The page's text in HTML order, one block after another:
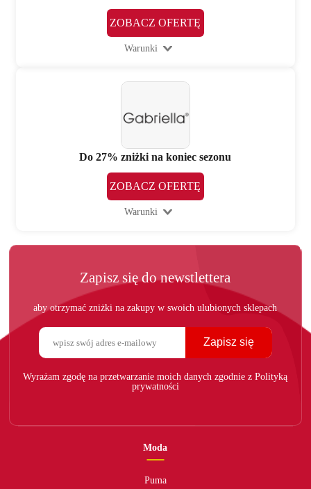
ZOBACZ OFERTĘ
Warunki
Do 27% zniżki na koniec sezonu
ZOBACZ OFERTĘ
Warunki
Zapisz się do newstlettera
aby otrzymać zniżki na zakupy w swoich ulubionych sklepach
Zapisz się
Wyrażam zgodę na przetwarzanie moich danych zgodnie z Polityką
prywatności
Moda
Puma